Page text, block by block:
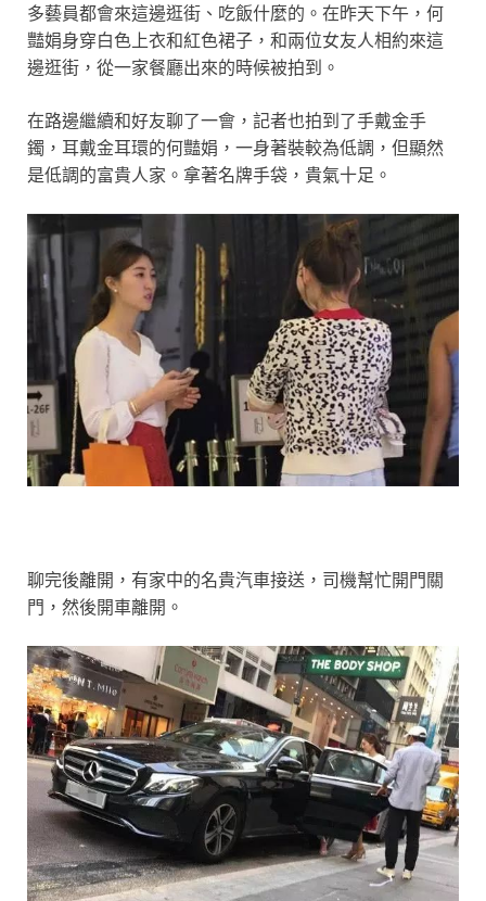
多藝員都會來這邊逛街、吃飯什麼的。在昨天下午，何
豔娟身穿白色上衣和紅色裙子，和兩位女友人相約來這
邊逛街，從一家餐廳出來的時候被拍到。
在路邊繼續和好友聊了一會，記者也拍到了手戴金手
鐲，耳戴金耳環的何豔娟，一身著裝較為低調，但顯然
是低調的富貴人家。拿著名牌手袋，貴氣十足。
聊完後離開，有家中的名貴汽車接送，司機幫忙開門關
門，然後開車離開。